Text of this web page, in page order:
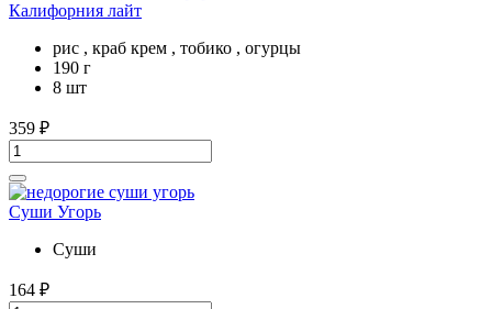
Калифорния лайт
рис , краб крем , тобико , огурцы
190 г
8 шт
359 ₽
Суши Угорь
Суши
164 ₽